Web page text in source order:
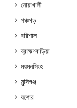
নোয়াখালী
পঞ্চগড়
বরিশাল
ব্রাহ্মণবাড়িয়া
ময়মনসিংহ
মুন্সিগঞ্জ
যশোর